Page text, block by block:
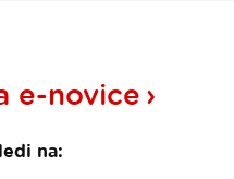
e-novice
na: